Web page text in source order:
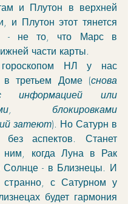
и Плутон в верхней
и Плутон этот тянется
- не то, что Марс в
части карты.
гороскопом НЛ у нас
третьем Доме (снова
информацией или
блокировками
затеют). Но Сатурн в
аспектов. Станет
ним, когда Луна в Рак
Солнце - в Близнецы. И
странно, с Сатурном у
будет гармония